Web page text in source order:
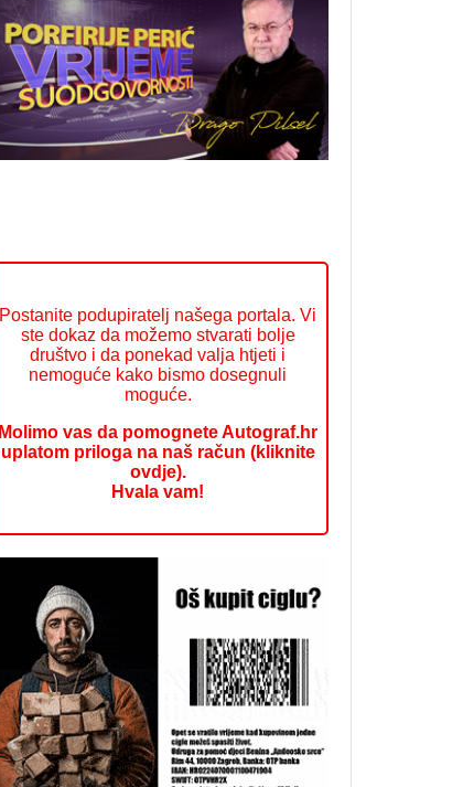
Postanite podupiratelj našega portala. Vi
ste dokaz da možemo stvarati bolje
društvo i da ponekad valja htjeti i
nemoguće kako bismo dosegnuli
moguće.
Molimo vas da pomognete Autograf.hr
uplatom priloga na naš račun (kliknite
ovdje).
Hvala vam!